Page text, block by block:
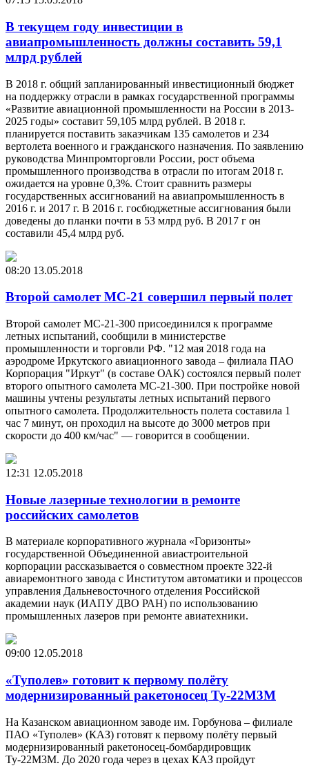
В текущем году инвестиции в
авиапромышленность должны составить 59,1
млрд рублей
В 2018 г. общий запланированный инвестиционный бюджет
на поддержку отрасли в рамках государственной программы
«Развитие авиационной промышленности на России в 2013-
2025 годы» составит 59,105 млрд рублей. В 2018 г.
планируется поставить заказчикам 135 самолетов и 234
вертолета военного и гражданского назначения. По заявлению
руководства Минпромторговли России, рост объема
промышленного производства в отрасли по итогам 2018 г.
ожидается на уровне 0,3%. Стоит сравнить размеры
государственных ассигнований на авиапромышленность в
2016 г. и 2017 г. В 2016 г. госбюджетные ассигнования были
доведены до планки почти в 53 млрд руб. В 2017 г он
составили 45,4 млрд руб.
08:20 13.05.2018
Второй самолет МС-21 совершил первый полет
Второй самолет МС-21-300 присоединился к программе
летных испытаний, сообщили в министерстве
промышленности и торговли РФ. "12 мая 2018 года на
аэродроме Иркутского авиационного завода – филиала ПАО
Корпорация "Иркут" (в составе ОАК) состоялся первый полет
второго опытного самолета МС-21-300. При постройке новой
машины учтены результаты летных испытаний первого
опытного самолета. Продолжительность полета составила 1
час 7 минут, он проходил на высоте до 3000 метров при
скорости до 400 км/час" — говорится в сообщении.
12:31 12.05.2018
Новые лазерные технологии в ремонте
российских самолетов
В материале корпоративного журнала «Горизонты»
государственной Объединенной авиастроительной
корпорации рассказывается о совместном проекте 322-й
авиаремонтного завода с Институтом автоматики и процессов
управления Дальневосточного отделения Российской
академии наук (ИАПУ ДВО РАН) по использованию
промышленных лазеров при ремонте авиатехники.
09:00 12.05.2018
«Туполев» готовит к первому полёту
модернизированный ракетоносец Ту-22М3М
На Казанском авиационном заводе им. Горбунова – филиале
ПАО «Туполев» (КАЗ) готовят к первому полёту первый
модернизированный ракетоносец-бомбардировщик
Ту-22М3М. До 2020 года через в цехах КАЗ пройдут